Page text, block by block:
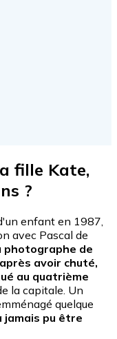
fille Kate,
?
enfant en 1987,
avec Pascal de
photographe de
avoir chuté,
au quatrième
la capitale. Un
quelque
jamais pu être